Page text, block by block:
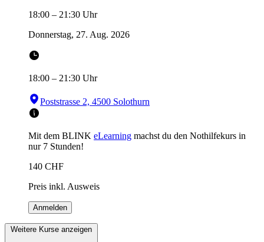
18:00 – 21:30 Uhr
Donnerstag, 27. Aug. 2026
18:00 – 21:30 Uhr
Poststrasse 2, 4500 Solothurn
Mit dem BLINK eLearning machst du den Nothilfekurs in
nur 7 Stunden!
140 CHF
Preis inkl. Ausweis
Anmelden
Weitere Kurse anzeigen